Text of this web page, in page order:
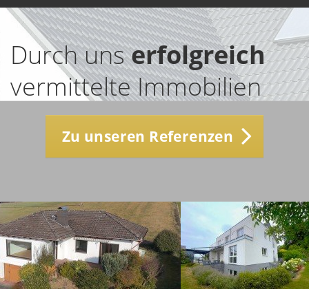
Durch unserfolgreich
vermittelte Immobilien
Zu unseren Referenzen